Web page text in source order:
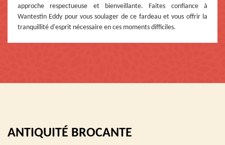
approche respectueuse et bienveillante. Faites confiance à
Wantestin Eddy pour vous soulager de ce fardeau et vous offrir la
tranquillité d'esprit nécessaire en ces moments difficiles.
ANTIQUITÉ BROCANTE